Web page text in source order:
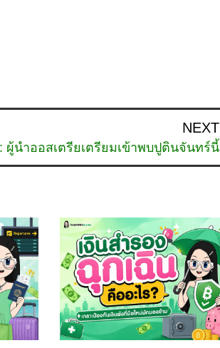
NEXT
ผู้นำออสเตรียเตรียมเข้าพบปูตินจันทร์นี้